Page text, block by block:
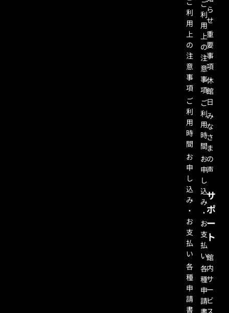
利
用
上
の
注
意
事
項
ご
利
用
時
間
お
申
し
込
み
・
お
支
払
い
各
種
申
請
書
ご
利
用
上
の
注
意
事
項
ご
利
用
時
間
お
申
し
込
み
・
お
支
払
い
各
種
申
請
ら
せ
重
要
事
項
休
館
日
み
な
さ
ま
の
声
サ
ポ
ー
ト
館
内
サ
ー
ビ
ス